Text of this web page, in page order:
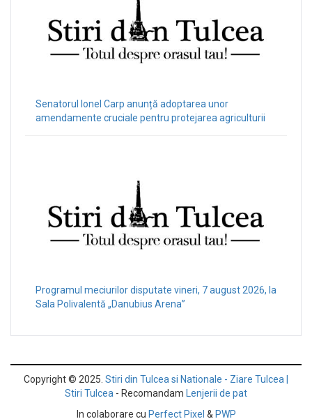
Senatorul Ionel Carp anunță adoptarea unor
amendamente cruciale pentru protejarea agriculturii
Programul meciurilor disputate vineri, 7 august 2026, la
Sala Polivalentă „Danubius Arena”
Copyright © 2025. Stiri din Tulcea si Nationale - Ziare Tulcea |
Stiri Tulcea - Recomandam
Lenjerii de pat
In colaborare cu Perfect Pixel & PWP